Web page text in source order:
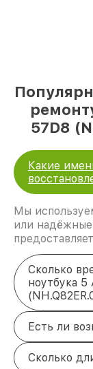
57D8
Какие
Мы
или надёжные
Сколько
ноутбука 5
Есть ли
Сколько